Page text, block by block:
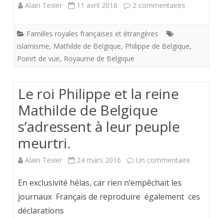
mercredi
Alain Texier 11 avril 2016 2 commentaires
la
Mathilde
Familles royales françaises et étrangères
islamisme, Mathilde de Belgique, Philippe de Belgique,
Poinrt de vue, Royaume de Belgique
Le roi Philippe et la reine
Mathilde de Belgique
s’adressent à leur peuple
meurtri.
Alain Texier 24 mars 2016 Un commentaire
roi
En exclusivité hélas, car rien n’empêchait les
journaux Français de reproduire également ces
déclarations